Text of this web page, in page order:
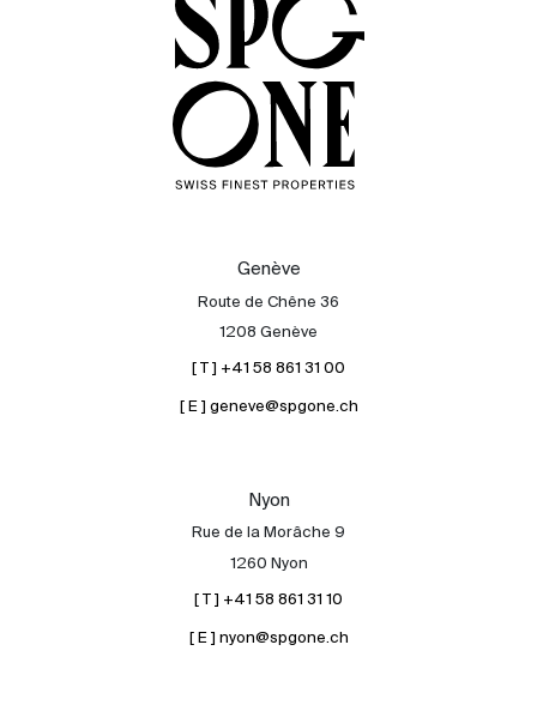
Genève
Route de Chêne 36
1208 Genève
[ T ] +41 58 861 31 00
[ E ] geneve@spgone.ch
Nyon
Rue de la Morâche 9
1260 Nyon
[ T ] +41 58 861 31 10
[ E ] nyon@spgone.ch